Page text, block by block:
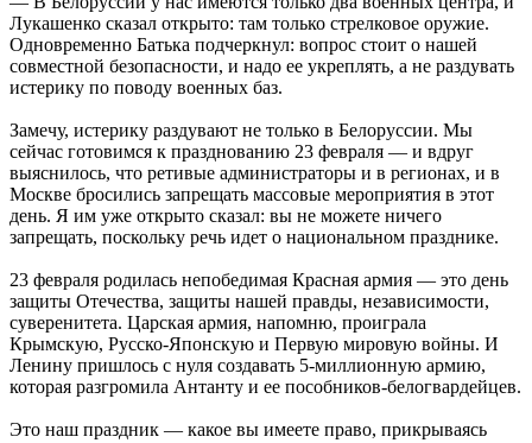
Лукашенко сказал открыто: там только стрелковое оружие.
Одновременно Батька подчеркнул: вопрос стоит о нашей
совместной безопасности, и надо ее укреплять, а не раздувать
истерику по поводу военных баз.
Замечу, истерику раздувают не только в Белоруссии. Мы
сейчас готовимся к празднованию 23 февраля — и вдруг
выяснилось, что ретивые администраторы и в регионах, и в
Москве бросились запрещать массовые мероприятия в этот
день. Я им уже открыто сказал: вы не можете ничего
запрещать, поскольку речь идет о национальном празднике.
23 февраля родилась непобедимая Красная армия — это день
защиты Отечества, защиты нашей правды, независимости,
суверенитета. Царская армия, напомню, проиграла
Крымскую, Русско-Японскую и Первую мировую войны. И
Ленину пришлось с нуля создавать 5-миллионную армию,
которая разгромила Антанту и ее пособников-белогвардейцев.
Это наш праздник — какое вы имеете право, прикрываясь